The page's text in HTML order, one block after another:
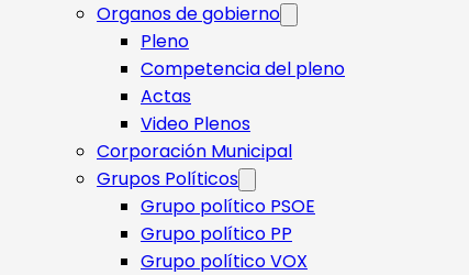
Organos de gobierno
Pleno
Competencia del pleno
Actas
Video Plenos
Corporación Municipal
Grupos Políticos
Grupo político PSOE
Grupo político PP
Grupo político VOX